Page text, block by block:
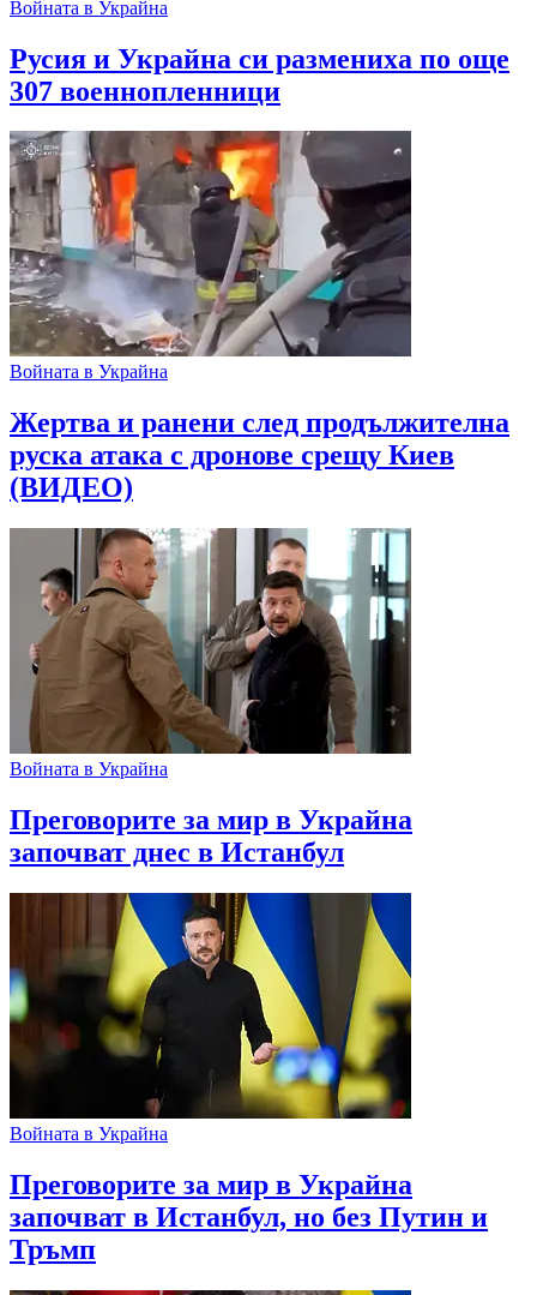
Войната в Украйна
Русия и Украйна си размениха по още
307 военнопленници
Войната в Украйна
Жертва и ранени след продължителна
руска атака с дронове срещу Киев
(ВИДЕО)
Войната в Украйна
Преговорите за мир в Украйна
започват днес в Истанбул
Войната в Украйна
Преговорите за мир в Украйна
започват в Истанбул, но без Путин и
Тръмп